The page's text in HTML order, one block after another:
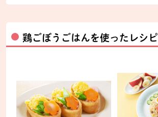
鶏ごぼうごはんを使ったレシピ